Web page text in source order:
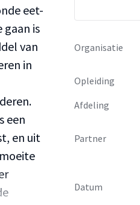
eet-
is
van
in
een
en uit
Organisatie
Opleiding
Afdeling
Partner
Datum